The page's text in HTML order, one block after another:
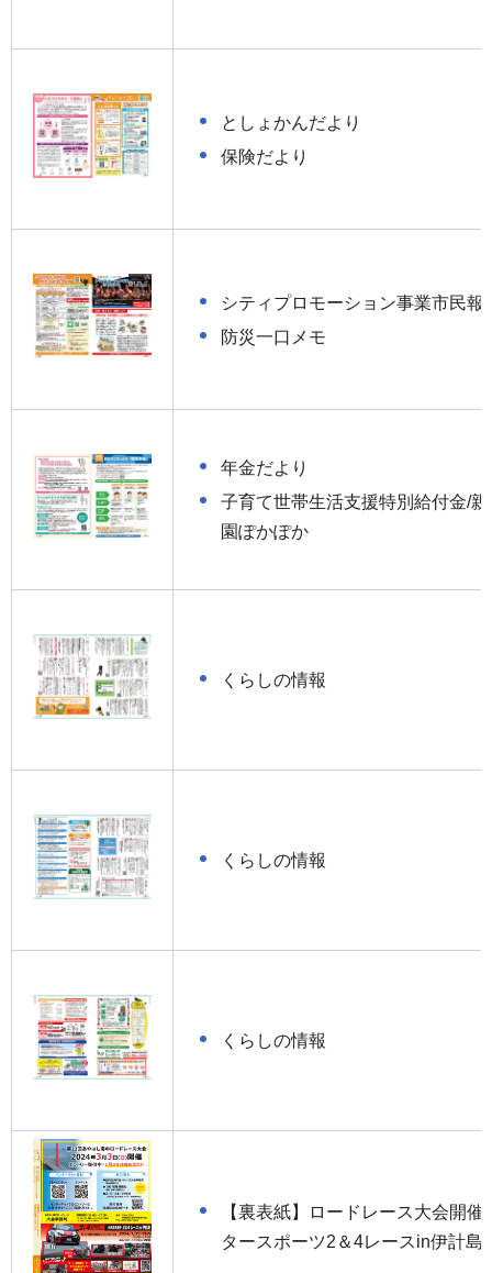
としょかんだより
保険だより
シティプロモーション事業市民報
防災一口メモ
年金だより
子育て世帯生活支援特別給付金/
園ぽかぽか
くらしの情報
くらしの情報
くらしの情報
【裏表紙】ロードレース大会開催
タースポーツ2＆4レースin伊計島